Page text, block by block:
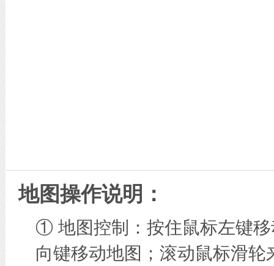
地图操作说明：
① 地图控制：按住鼠标左键
向键移动地图；滚动鼠标滑